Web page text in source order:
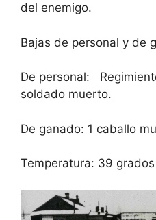
del enemigo.
Bajas de personal y de
De personal:
soldado muerto.
De ganado: 1 caballo
Temperatura: 39